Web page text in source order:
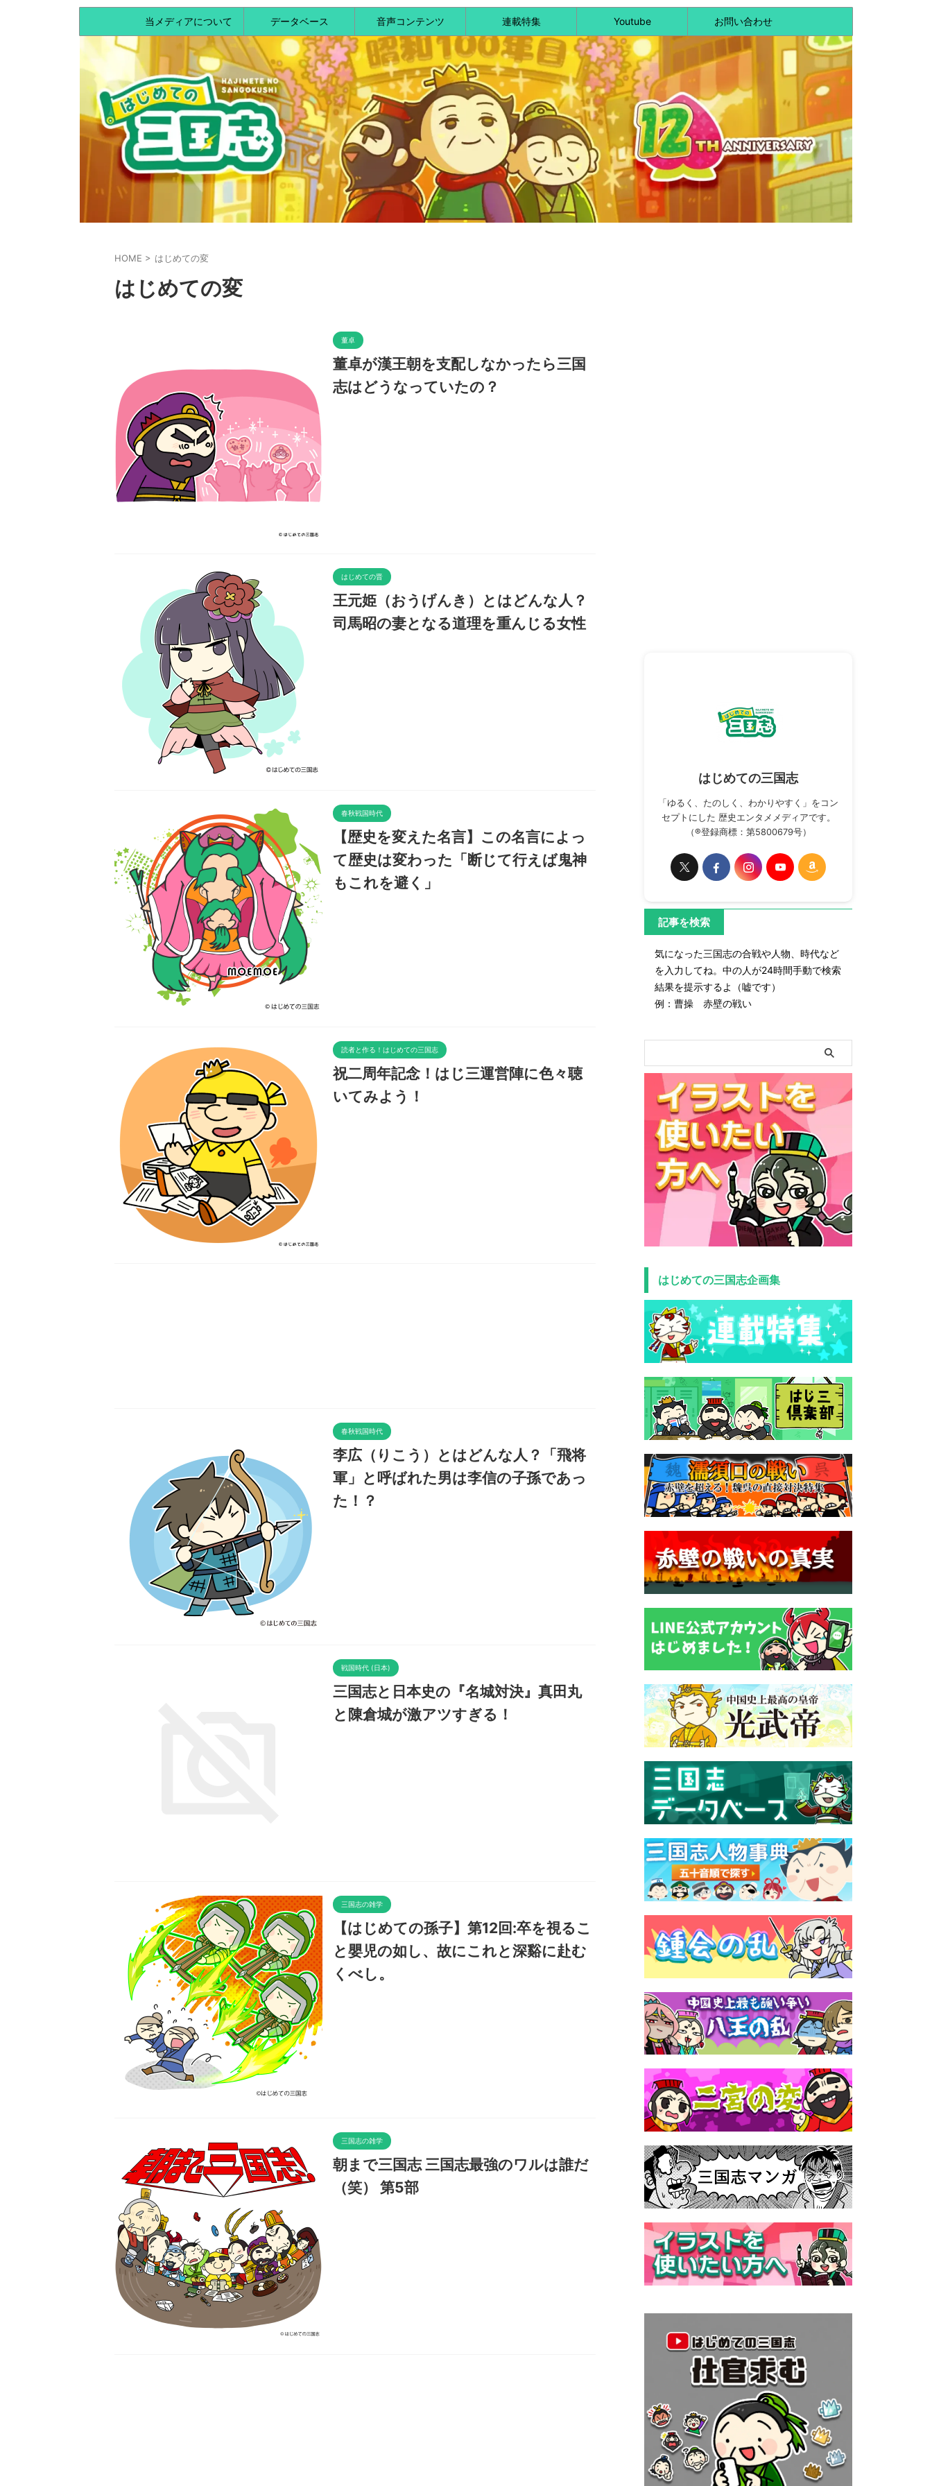
当メディアについて データベース 音声コンテンツ 連載特集 Youtube お問い合わせ
HOME > はじめての変
はじめての変
董卓
董卓が漢王朝を支配しなかったら三国
志はどうなっていたの？
はじめての晋
王元姫（おうげんき）とはどんな人？
司馬昭の妻となる道理を重んじる女性
春秋戦国時代
【歴史を変えた名言】この名言によっ
て歴史は変わった「断じて行えば鬼神
もこれを避く」
読者と作る！はじめての三国志
祝二周年記念！はじ三運営陣に色々聴
いてみよう！
春秋戦国時代
李広（りこう）とはどんな人？「飛将
軍」と呼ばれた男は李信の子孫であっ
た！？
戦国時代 (日本)
三国志と日本史の『名城対決』真田丸
と陳倉城が激アツすぎる！
三国志の雑学
【はじめての孫子】第12回:卒を視るこ
と嬰児の如し、故にこれと深谿に赴む
くべし。
三国志の雑学
朝まで三国志 三国志最強のワルは誰だ
（笑） 第5部
はじめての三国志
「ゆるく、たのしく、わかりやすく」をコン
セプトにした 歴史エンタメメディアです。
（®登録商標：第5800679号）
記事を検索
気になった三国志の合戦や人物、時代など
を入力してね。中の人が24時間手動で検索
結果を提示するよ（嘘です）
例：曹操 赤壁の戦い
はじめての三国志企画集